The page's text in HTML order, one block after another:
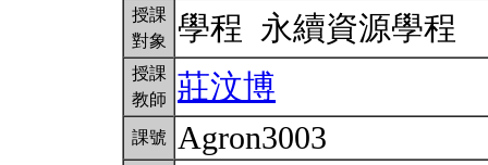
授課
對象
學程 永續資源學程
授課
教師
莊汶博
課號 Agron3003